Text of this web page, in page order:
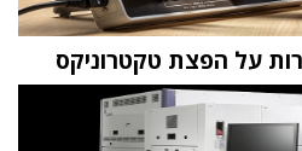
על הפצת טקטרוניקס